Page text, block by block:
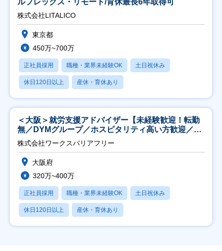
株式会社LITALICO
東京都
450万~700万
正社員採用 職種・業界未経験OK 土日祝休み
休日120日以上 産休・育休あり
＜大阪＞就労支援アドバイザー【未経験歓迎！転勤
無／DYMグループ／ホスピタリティ高い方歓迎／土
日祝】
株式会社ワークスバリアフリー
大阪府
320万~400万
正社員採用 職種・業界未経験OK 土日祝休み
休日120日以上 産休・育休あり